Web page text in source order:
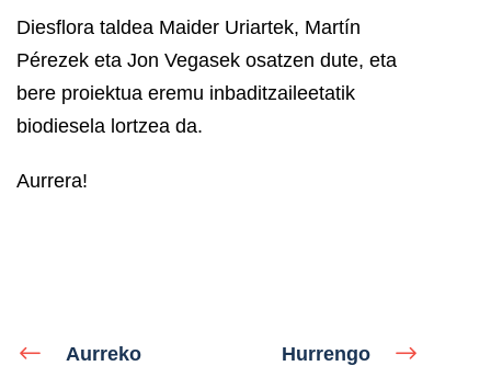
Diesflora taldea Maider Uriartek, Martín
Pérezek eta Jon Vegasek osatzen dute, eta
bere proiektua eremu inbaditzaileetatik
biodiesela lortzea da.
Aurrera!
Aurreko
Hurrengo